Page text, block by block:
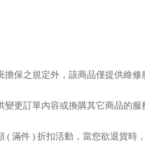
保之規定外，該商品僅提供維修
更訂單內容或換購其它商品的
( 滿件 ) 折扣活動，當您欲退貨